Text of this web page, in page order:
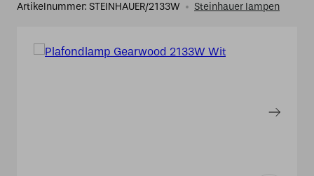
Artikelnummer: STEINHAUER/2133W Steinhauer lampen